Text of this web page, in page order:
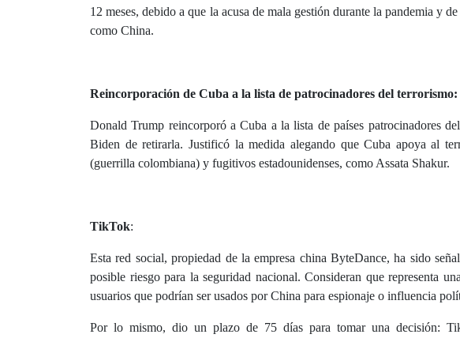
12 meses, debido a que la acusa de mala gestión durante la pandemia y
como China.
Reincorporación de Cuba a la lista de patrocinadores del terrorismo:
Donald Trump reincorporó a Cuba a la lista de países patrocinadores
Biden de retirarla. Justificó la medida alegando que Cuba apoya al
(guerrilla colombiana) y fugitivos estadounidenses, como Assata Shakur.
TikTok:
Esta red social, propiedad de la empresa china ByteDance, ha sido
posible riesgo para la seguridad nacional. Consideran que representa
usuarios que podrían ser usados por China para espionaje o influencia
Por lo mismo, dio un plazo de 75 días para tomar una decisión: